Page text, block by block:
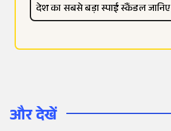
देश का सबसे बड़ा स्पाई स्कैंडल जानिए
और देखें